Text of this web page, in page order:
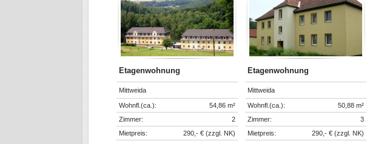
Etagenwohnung Etagenwohnung
Mittweida Mittweida
Wohnfl.(ca.): 54,86 m² Wohnfl.(ca.): 50,88 m²
Zimmer:
2 Zimmer: 3
Mietpreis:
290,- € (zzgl. NK) Mietpreis: 290,- € (zzgl. NK)